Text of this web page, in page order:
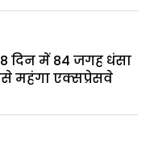
दिन में 84 जगह धंसा
महंगा एक्सप्रेसवे